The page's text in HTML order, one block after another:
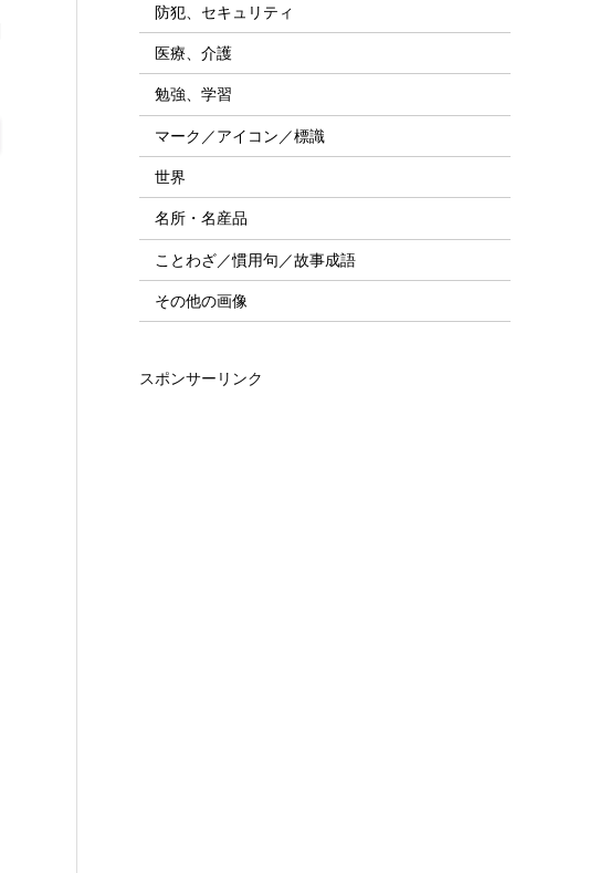
防犯、セキュリティ
医療、介護
勉強、学習
マーク／アイコン／標識
世界
名所・名産品
ことわざ／慣用句／故事成語
その他の画像
スポンサーリンク